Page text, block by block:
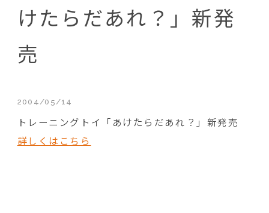
けたらだあれ？」新発
売
2004/05/14
トレーニングトイ「あけたらだあれ？」新発売
詳しくはこちら